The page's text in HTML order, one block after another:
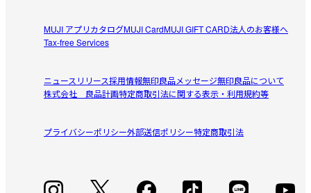
で、大きい670ml sizeを選びました。フレッシュな野菜＆
果物陣が、クリアなお弁当で映えます。いかにも、ヘルシ
ンも外してなんなく洗えます。パッキンが太くしっかりと
した仕様なのも安心。
こけもも
2026/07/01
蓋が壊れやすい
夫が無理やり閉めたのかと思い、再び購入。
すべてのレビューを見る 閉じる
MUJI アプリカタログMUJI CardMUJI GIFT CARD法人のお客様へ
Tax-free Services
ニュースリリース採用情報無印良品メッセージ無印良品について
株式会社 良品計画特定商取引法に関する表示・利用規約等
プライバシーポリシー外部送信ポリシー特定商取引法